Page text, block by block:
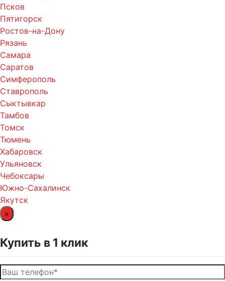
Псков
Пятигорск
Ростов-на-Дону
Рязань
Самара
Саратов
Симферополь
Ставрополь
Сыктывкар
Тамбов
Томск
Тюмень
Хабаровск
Ульяновск
Чебоксары
Южно-Сахалинск
Якутск
×
Купить в 1 клик